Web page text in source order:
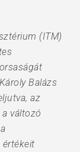
(ITM)
Balázs
az
változó
értékeit